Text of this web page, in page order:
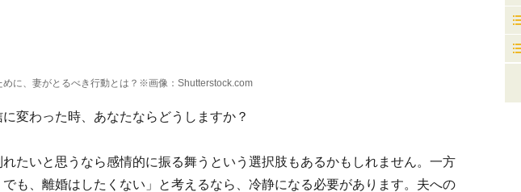
めに、妻がとるべき行動とは？※画像：Shutterstock.com
に変わった時、あなたならどうしますか？
たいと思うなら感情的に振る舞うという選択肢もあるかもしれません。一方
も、離婚はしたくない」と考えるなら、冷静になる必要があります。夫への